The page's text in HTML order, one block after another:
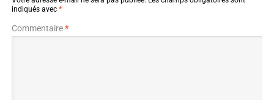
indiqués avec *
Commentaire*